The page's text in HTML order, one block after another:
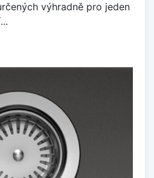
výhradně pro jeden